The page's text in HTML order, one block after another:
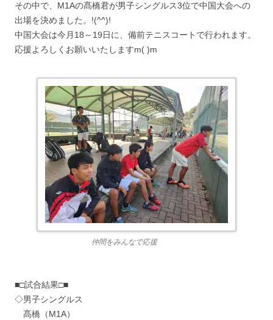
その中で、M1Aの髙橋君が男子シングルス3位で中国大会への
出場を決めました。!(^^)!
中国大会は今月18～19日に、備前テニスコートで行われます。
応援よろしくお願いいたしますm( )m
仲間をみんなで応援
■□試合結果□■
◇男子シングルス
髙橋（M1A）